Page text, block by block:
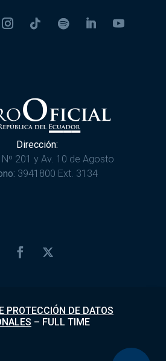
Dirección:
201 y Av. 10 de Agosto
3941800 Ext. 3134
PROTECCIÓN DE DATOS
– FULL TIME